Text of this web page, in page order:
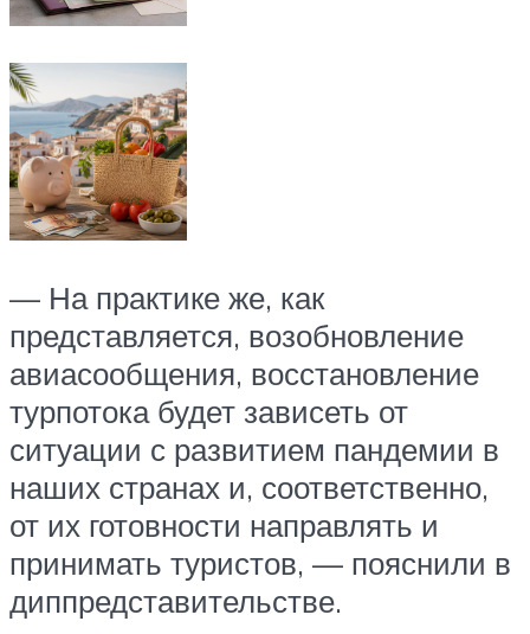
— На практике же, как
представляется, возобновление
авиасообщения, восстановление
турпотока будет зависеть от
ситуации с развитием пандемии в
наших странах и, соответственно,
от их готовности направлять и
принимать туристов, — пояснили в
диппредставительстве.